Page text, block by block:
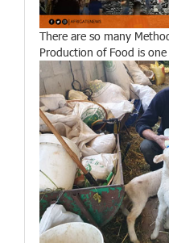
There are so many
Production of Food is